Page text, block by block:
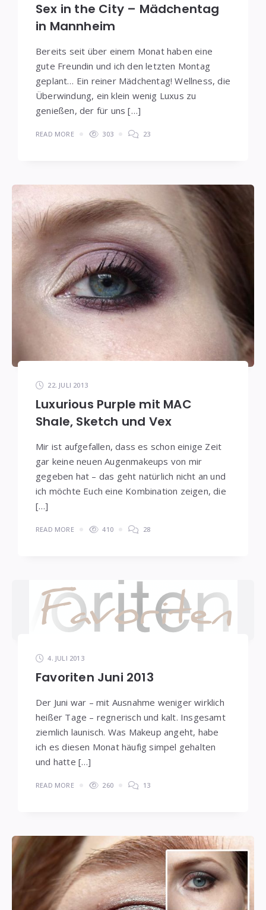
Sex in the City – Mädchentag
in Mannheim
Bereits seit über einem Monat haben eine
gute Freundin und ich den letzten Montag
geplant… Ein reiner Mädchentag! Wellness, die
Überwindung, ein klein wenig Luxus zu
genießen, der für uns […]
READ MORE 303 23
22. JULI 2013
Luxurious Purple mit MAC
Shale, Sketch und Vex
Mir ist aufgefallen, dass es schon einige Zeit
gar keine neuen Augenmakeups von mir
gegeben hat – das geht natürlich nicht an und
ich möchte Euch eine Kombination zeigen, die
[…]
READ MORE 410 28
4. JULI 2013
Favoriten Juni 2013
Der Juni war – mit Ausnahme weniger wirklich
heißer Tage – regnerisch und kalt. Insgesamt
ziemlich launisch. Was Makeup angeht, habe
ich es diesen Monat häufig simpel gehalten
und hatte […]
READ MORE 260 13